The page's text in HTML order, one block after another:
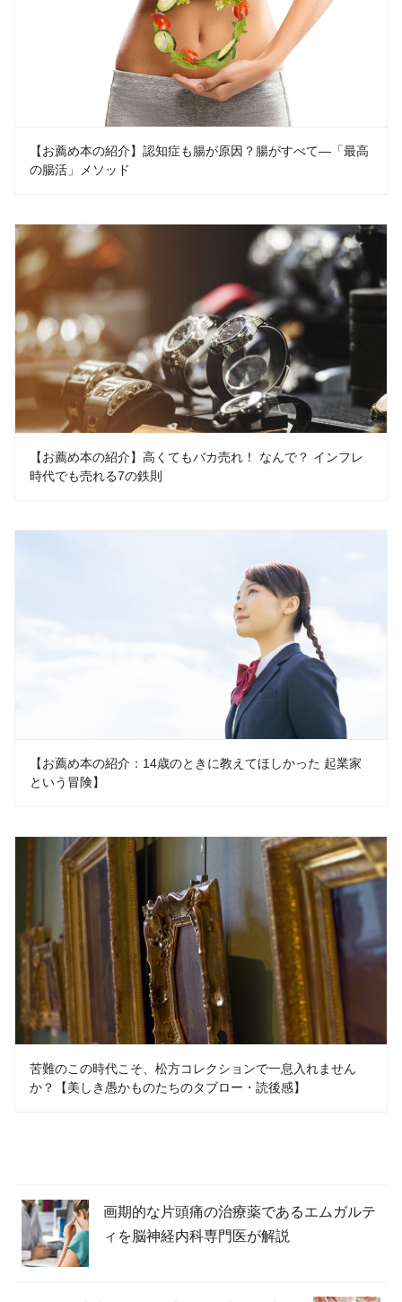
【お薦め本の紹介】認知症も腸が原因？腸がすべて―「最高
の腸活」メソッド
【お薦め本の紹介】高くてもバカ売れ！ なんで？ インフレ
時代でも売れる7の鉄則
【お薦め本の紹介：14歳のときに教えてほしかった 起業家
という冒険】
苦難のこの時代こそ、松方コレクションで一息入れません
か？【美しき愚かものたちのタブロー・読後感】
画期的な片頭痛の治療薬であるエムガルテ
ィを脳神経内科専門医が解説